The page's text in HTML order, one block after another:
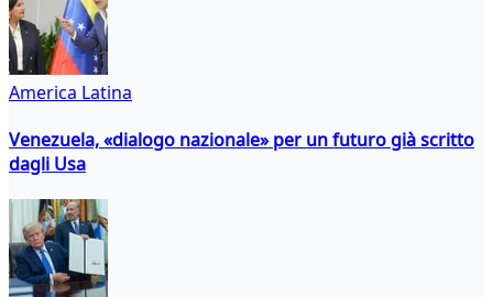
America Latina
Venezuela, «dialogo nazionale» per un futuro già scritto
dagli Usa